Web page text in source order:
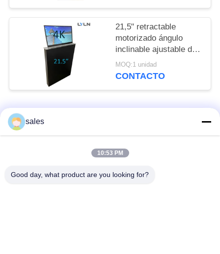
PRIVACIDAD
21,5" retractable
motorizado ángulo
inclinable ajustable del
monitor de la pantalla
4K
MOQ:1 unidad
CONTACTO
Categorías Populares
Monitor y Mic
sales
10:53 PM
Good day, what product are you looking for?